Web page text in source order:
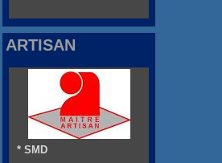
ARTISAN
* SMD